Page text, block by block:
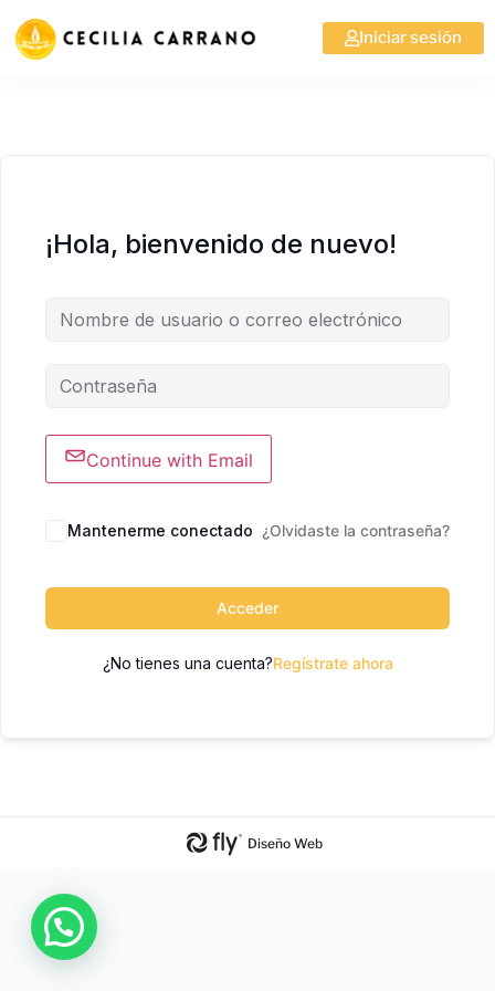
Iniciar sesión
¡Hola, bienvenido de nuevo!
Continue with Email
Mantenerme conectado ¿Olvidaste la contraseña?
Acceder
¿No tienes una cuenta?Regístrate ahora
Diseño Web